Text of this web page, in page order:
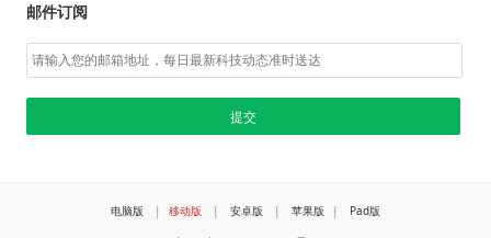
邮件订阅
电脑版 | 移动版 | 安卓版 | 苹果版 | Pad版